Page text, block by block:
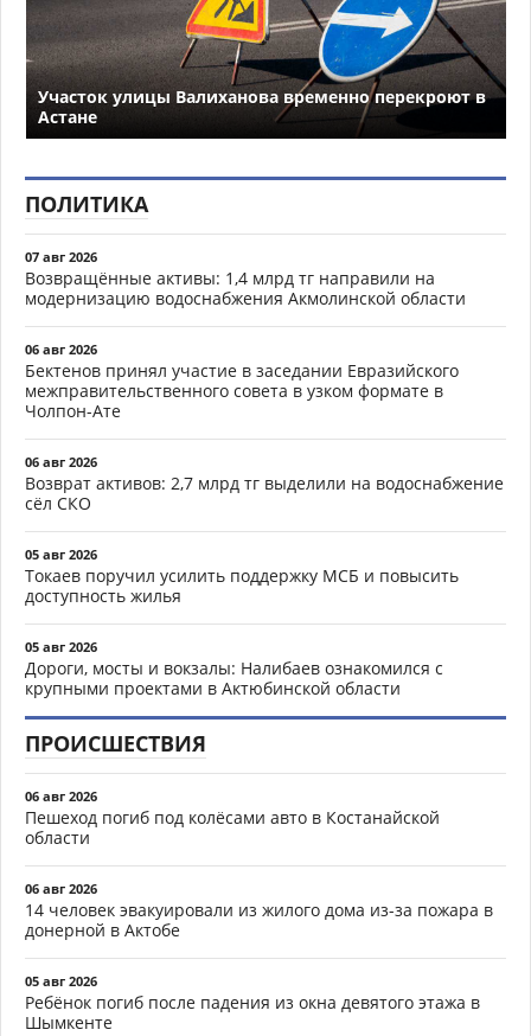
Участок улицы Валиханова временно перекроют в
Астане
ПОЛИТИКА
07 авг 2026
Возвращённые активы: 1,4 млрд тг направили на
модернизацию водоснабжения Акмолинской области
06 авг 2026
Бектенов принял участие в заседании Евразийского
межправительственного совета в узком формате в
Чолпон-Ате
06 авг 2026
Возврат активов: 2,7 млрд тг выделили на водоснабжение
сёл СКО
05 авг 2026
Токаев поручил усилить поддержку МСБ и повысить
доступность жилья
05 авг 2026
Дороги, мосты и вокзалы: Налибаев ознакомился с
крупными проектами в Актюбинской области
ПРОИСШЕСТВИЯ
06 авг 2026
Пешеход погиб под колёсами авто в Костанайской
области
06 авг 2026
14 человек эвакуировали из жилого дома из-за пожара в
донерной в Актобе
05 авг 2026
Ребёнок погиб после падения из окна девятого этажа в
Шымкенте